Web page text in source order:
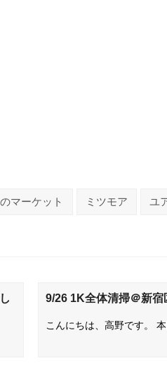
マーケット ミツモア ユ
9/26 1K全体清掃＠新宿
こんにちは、高野です。